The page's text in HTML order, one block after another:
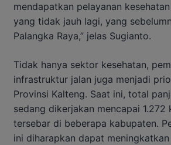
mendapatkan pelayanan
yang tidak jauh lagi, yang
Palangka Raya,” jelas Sugianto.
Tidak hanya sektor kesehatan,
infrastruktur jalan juga menjadi
Provinsi Kalteng. Saat ini, total
sedang dikerjakan mencapai 1.272
tersebar di beberapa kabupaten.
ini diharapkan dapat